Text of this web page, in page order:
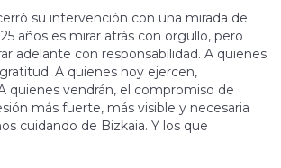
su intervención con una mirada de
años es mirar atrás con orgullo, pero
adelante con responsabilidad. A quienes
A quienes hoy ejercen,
quienes vendrán, el compromiso de
más fuerte, más visible y necesaria
cuidando de Bizkaia. Y los que